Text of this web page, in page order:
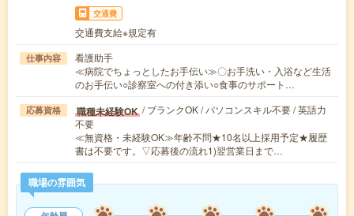
交通費
交通費支給※規定有
仕事内容
看護助手
≪病院でちょっとしたお手伝い≫〇お手洗い・入浴など生活
のお手伝い○診察室への付き添い○食事のサポート…
応募資格 職種未経験OK / ブランクOK / パソコンスキル不要 / 英語力
不要
≪無資格・未経験OK≫年齢不問★10名以上採用予定★履歴
書は不要です。▽応募後の流れ1)翌営業日まで…
職場の雰囲気